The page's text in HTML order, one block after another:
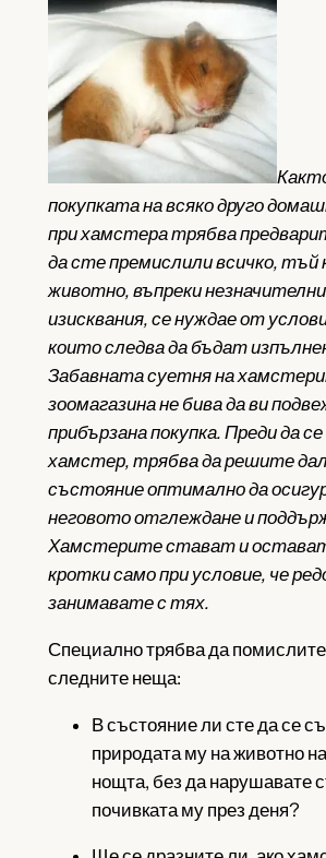
покупката на всяко друго
при хамстера трябва
да сте премислили всичко, тъй
животно, въпреки
изисквания, се нуждае от
които следва да бъдат
Забавната суетня на
зоомагазина не бива да ви
прибързана покупка. Преди да
хамстер, трябва да решите
състояние оптимално да
неговото отглеждане и
Хамстерите стават и
кротки само при условие, че
занимавате с тях.
Специално трябва да
следните неща:
В състояние ли сте да се
природата му на животно
нощта, без да нарушавате
почивката му през деня?